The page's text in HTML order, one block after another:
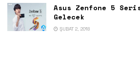
Asus Zenfone 5
Gelecek
ŞUBAT 2, 2018